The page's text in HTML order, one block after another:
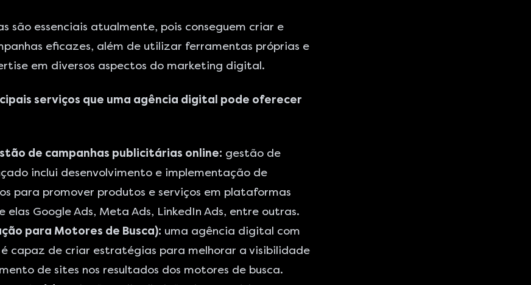
são essenciais atualmente, pois conseguem criar e
eficazes, além de utilizar ferramentas próprias e
em diversos aspectos do marketing digital.
serviços que uma agência digital pode oferecer
de campanhas publicitárias online: gestão de
inclui desenvolvimento e implementação de
para promover produtos e serviços em plataformas
elas Google Ads, Meta Ads, LinkedIn Ads, entre outras.
para Motores de Busca): uma agência digital com
é capaz de criar estratégias para melhorar a visibilidade
de sites nos resultados dos motores de busca.